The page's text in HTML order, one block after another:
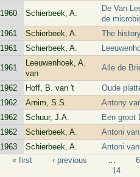
1960 Schierbeek, A.
De Van
de
1961
Schierbeek, A.
The
1961
Schierbeek, A.
1961
Leeuwenhoek, A.
van
Alle de
1962 Hoff, B. van 't
Oude
1962
Arnim, S.S.
Antony
1962
Schuur, J.A.
Een groot
1962
Schierbeek, A.
Antoni
1963
Schierbeek, A. Antoni
Pages
« first ‹ previous
6
14